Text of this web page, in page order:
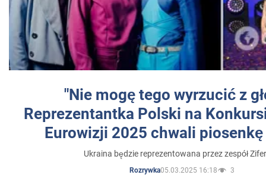
"Nie mogę tego wyrzucić z
Reprezentantka Polski na
Eurowizji 2025 chwali
Ukraina będzie reprezentowana przez zespół
Rozrywka05.03.2025 16:18 3